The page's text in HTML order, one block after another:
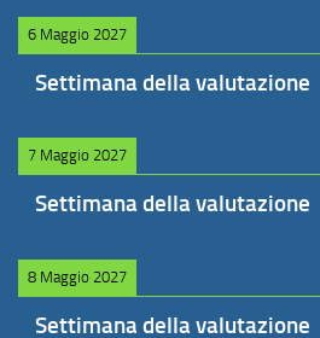
6 Maggio 2027
Settimana della valutazione
7 Maggio 2027
Settimana della valutazione
8 Maggio 2027
Settimana della valutazione